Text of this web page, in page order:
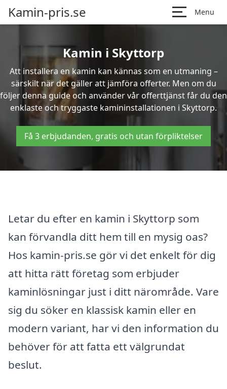
Kamin-pris.se Menu
Kamin i Skyttorp
Att installera en kamin kan kännas som en utmaning –
särskilt när det gäller att jämföra offerter. Men om du
följer denna guide och använder vår offerttjänst får du den
enklaste och tryggaste kamininstallationen i Skyttorp.
Få 3 erbjudanden, gratis och utan förpliktelser
Letar du efter en kamin i Skyttorp som
kan förvandla ditt hem till en mysig oas?
Hos kamin-pris.se gör vi det enkelt för dig
att hitta rätt företag som erbjuder
kaminlösningar just i ditt närområde. Vare
sig du söker en klassisk kamin eller en
modern variant, har vi den information du
behöver för att fatta ett välgrundat
beslut.